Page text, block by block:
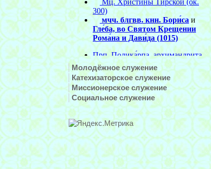
Молодёжное служение
Катехизаторское служение
Миссионерское служение
Социальное служение